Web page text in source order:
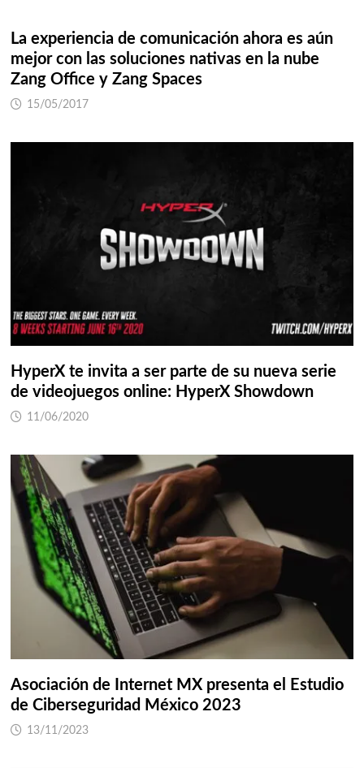
La experiencia de comunicación ahora es aún
mejor con las soluciones nativas en la nube
Zang Office y Zang Spaces
15/05/2017
HyperX te invita a ser parte de su nueva serie
de videojuegos online: HyperX Showdown
11/06/2020
Asociación de Internet MX presenta el Estudio
de Ciberseguridad México 2023
13/11/2023